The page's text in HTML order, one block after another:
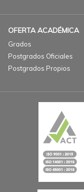
OFERTA ACADÉMICA
Grados
Postgrados Oficiales
Postgrados Propios